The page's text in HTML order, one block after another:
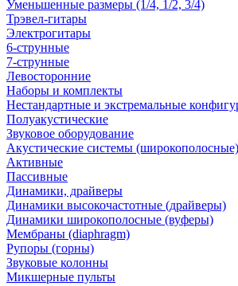
Уменьшенные размеры (1/4, 1/2, 3/4)
Трэвел-гитары
Электрогитары
6-струнные
7-струнные
Левосторонние
Наборы и комплекты
Нестандартные и экстремальные
Полуакустические
Звуковое оборудование
Акустические системы (широкополосные)
Активные
Пассивные
Динамики, драйверы
Динамики высокочастотные (драйверы)
Динамики широкополосные (вуферы)
Мембраны (diaphragm)
Рупоры (горны)
Звуковые колонны
Микшерные пульты